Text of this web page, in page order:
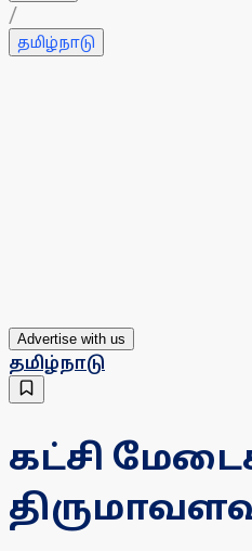
/
தமிழ்நாடு
Advertise with us
தமிழ்நாடு
கட்சி